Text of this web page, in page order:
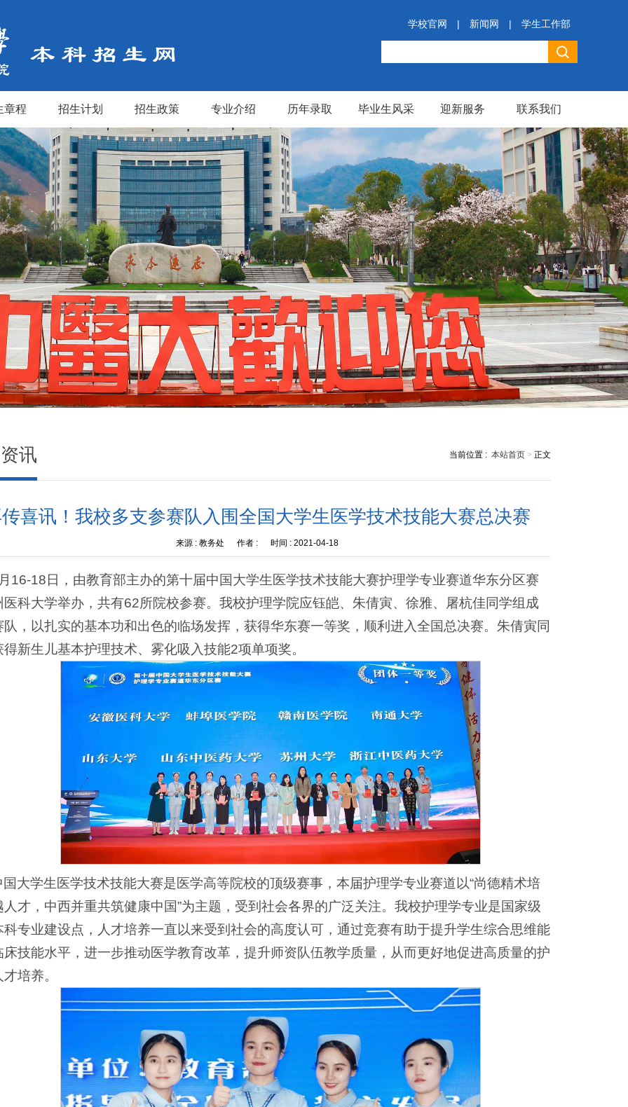
学校官网 | 新闻网 | 学生工作部
章程 招生计划 招生政策 专业介绍 历年录取 毕业生风采 迎新服务 联系我们
讯 当前位置 : 本站首页> 正文
喜讯！我校多支参赛队入围全国大学生医学技术技能大赛总决赛
来源 :教务处 作者 : 时间 :2021-04-18
16-18日，由教育部主办的第十届中国大学生医学技术技能大赛护理学专业赛道华东分区赛
医科大学举办，共有62所院校参赛。我校护理学院应钰皑、朱倩寅、徐雅、屠杭佳同学组成
队，以扎实的基本功和出色的临场发挥，获得华东赛一等奖，顺利进入全国总决赛。朱倩寅同
得新生儿基本护理技术、雾化吸入技能2项单项奖。
国大学生医学技术技能大赛是医学高等院校的顶级赛事，本届护理学专业赛道以“尚德精术培
人才，中西并重共筑健康中国”为主题，受到社会各界的广泛关注。我校护理学专业是国家级
科专业建设点，人才培养一直以来受到社会的高度认可，通过竞赛有助于提升学生综合思维能
床技能水平，进一步推动医学教育改革，提升师资队伍教学质量，从而更好地促进高质量的护
培养。